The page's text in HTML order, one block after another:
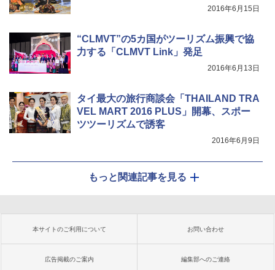
2016年6月15日
“CLMVT”の5カ国がツーリズム振興で協
力する「CLMVT Link」発足
2016年6月13日
タイ最大の旅行商談会「THAILAND TRA
VEL MART 2016 PLUS」開幕、スポー
ツツーリズムで誘客
2016年6月9日
もっと関連記事を見る
本サイトのご利用について お問い合わせ
広告掲載のご案内 編集部へのご連絡